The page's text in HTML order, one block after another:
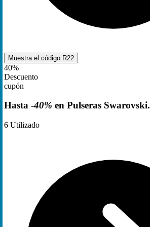
Muestra el código R22
40%
Descuento
cupón
Hasta -40% en Pulseras Swarovski.
6 Utilizado